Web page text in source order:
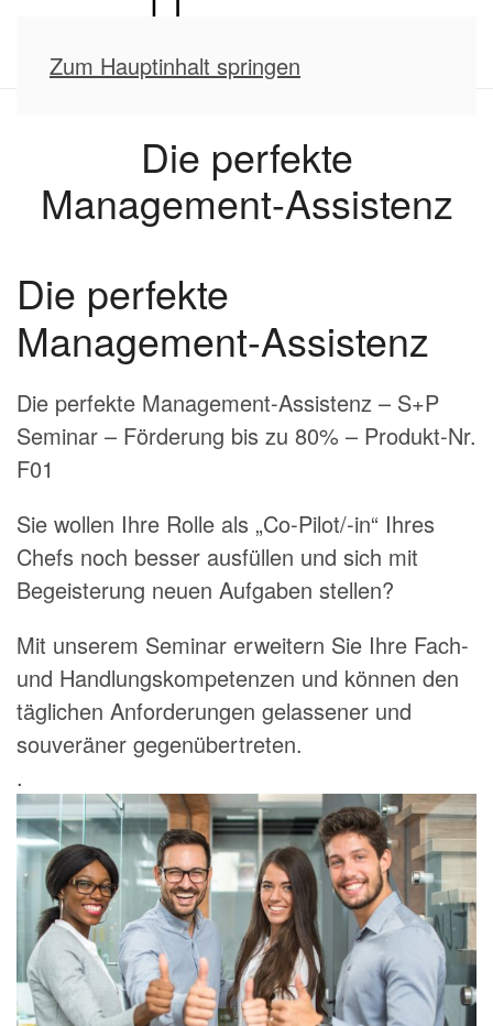
Zum Hauptinhalt springen
Die perfekte
Management-Assistenz
Die perfekte
Management-Assistenz
Die perfekte Management-Assistenz – S+P
Seminar – Förderung bis zu 80% – Produkt-Nr.
F01
Sie wollen Ihre Rolle als „Co-Pilot/-in“ Ihres
Chefs noch besser ausfüllen und sich mit
Begeisterung neuen Aufgaben stellen?
Mit unserem Seminar erweitern Sie Ihre Fach-
und Handlungskompetenzen und können den
täglichen Anforderungen gelassener und
souveräner gegenübertreten.
.